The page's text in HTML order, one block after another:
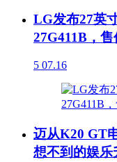
LG发布27英
27G411B，
5 07.16
迈从K20 GT
想不到的娱乐